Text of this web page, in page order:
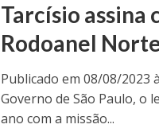
Tarcísio
Rodoanel
Publicado em 08/08/2023
Governo de São Paulo, o
ano com a missão...